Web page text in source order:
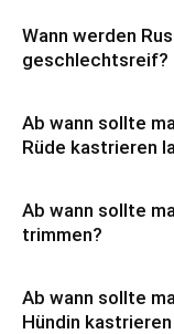
Wann werden
geschlechtsreif?
Ab wann sollte
Rüde kastrieren
Ab wann sollte
trimmen?
Ab wann sollte
Hündin